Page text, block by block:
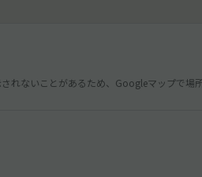
れないことがあるため、Googleマップで場